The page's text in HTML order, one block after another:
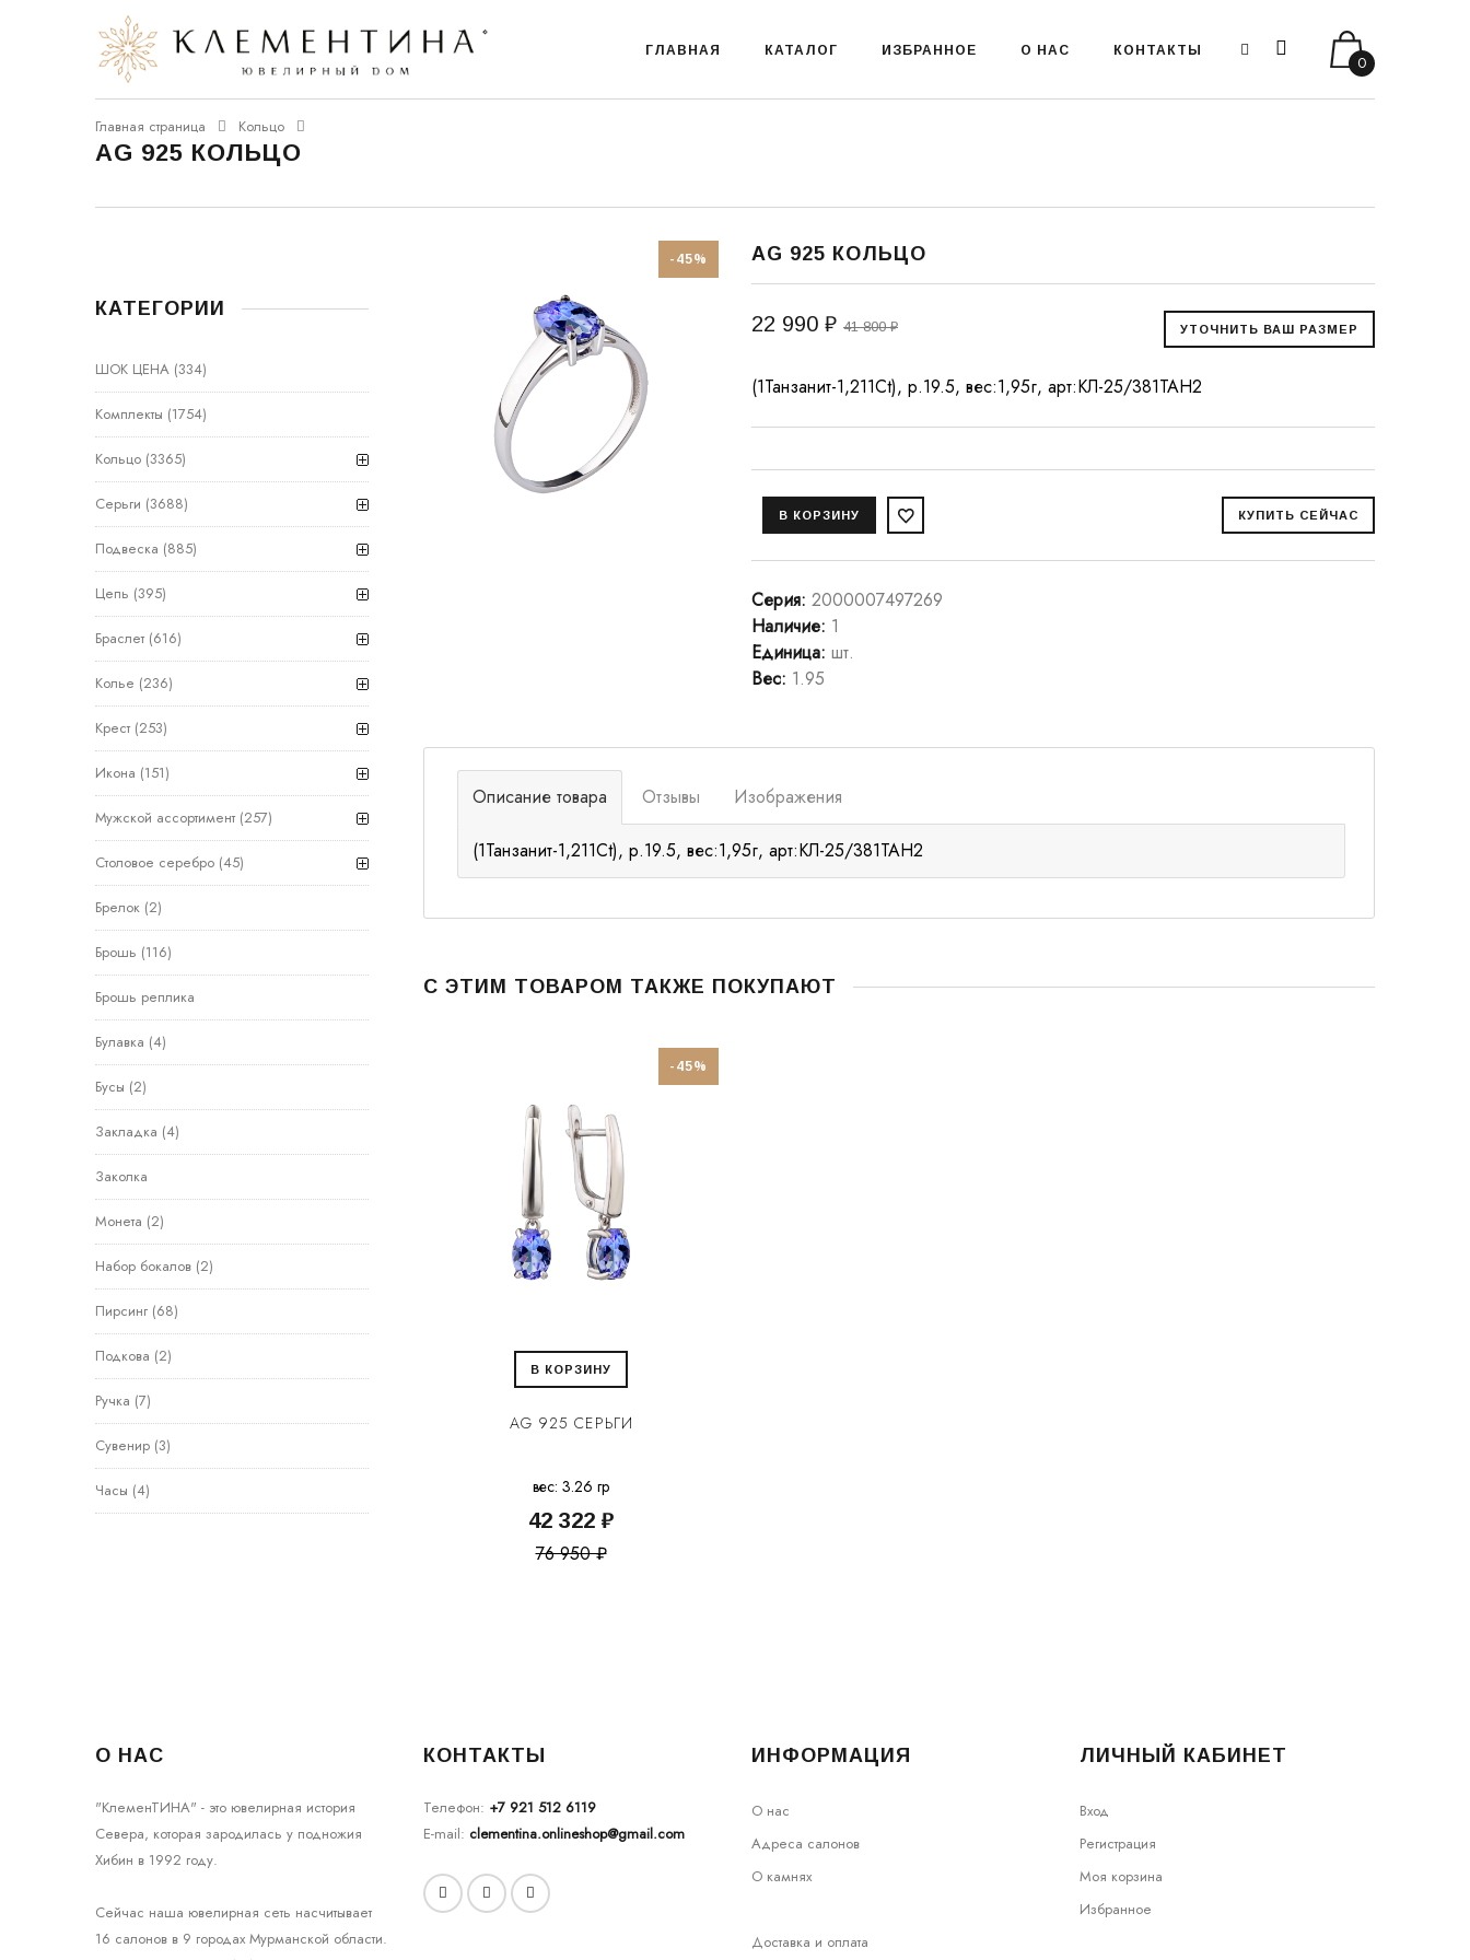
0
ГЛАВНАЯ КАТАЛОГ ИЗБРАННОЕ О НАС КОНТАКТЫ
Главная страница Кольцо
AG 925 КОЛЬЦО
-45% AG 925 КОЛЬЦО
22 990 ₽ 41 800 ₽
(1Танзанит-1,211Ct), р.19.5, вес:1,95г, арт:КЛ-25/381ТАН2
Серия: 2000007497269
Наличие: 1
Единица: шт.
Вес: 1.95
Описание товара
(1Танзанит-1,211Ct), р.19.5, вес:1,95г, арт:КЛ-25/381ТАН2
Отзывы Изображения
С ЭТИМ ТОВАРОМ ТАКЖЕ ПОКУПАЮТ
-45%
В КОРЗИНУ
AG 925 СЕРЬГИ
вес: 3.26 гр
42 322 ₽
76 950 ₽
КАТЕГОРИИ
ШОК ЦЕНА (334)
Комплекты (1754)
Кольцо (3365)
Серьги (3688)
Подвеска (885)
Цепь (395)
Браслет (616)
Колье (236)
Крест (253)
Икона (151)
Мужской ассортимент (257)
Столовое серебро (45)
Брелок (2)
Брошь (116)
Брошь реплика
Булавка (4)
Бусы (2)
Закладка (4)
Заколка
Монета (2)
Набор бокалов (2)
Пирсинг (68)
Подкова (2)
Ручка (7)
Сувенир (3)
Часы (4)
О НАС
"КлеменТИНА" - это ювелирная история
Севера, которая зародилась у подножия
Хибин в 1992 году.
Сейчас наша ювелирная сеть насчитывает
16 салонов в 9 городах Мурманской области.
КОНТАКТЫ
Телефон: +7 921 512 6119
E-mail: clementina.onlineshop@gmail.com
ИНФОРМАЦИЯ
О нас
Адреса салонов
О камнях
Доставка и оплата
ЛИЧНЫЙ КАБИНЕТ
Вход
Регистрация
Моя корзина
Избранное